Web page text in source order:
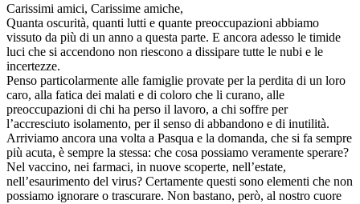
Carissimi amici, Carissime amiche,
Quanta oscurità, quanti lutti e quante preoccupazioni abbiamo
vissuto da più di un anno a questa parte. E ancora adesso le timide
luci che si accendono non riescono a dissipare tutte le nubi e le
incertezze.
Penso particolarmente alle famiglie provate per la perdita di un loro
caro, alla fatica dei malati e di coloro che li curano, alle
preoccupazioni di chi ha perso il lavoro, a chi soffre per
l’accresciuto isolamento, per il senso di abbandono e di inutilità.
Arriviamo ancora una volta a Pasqua e la domanda, che si fa sempre
più acuta, è sempre la stessa: che cosa possiamo veramente sperare?
Nel vaccino, nei farmaci, in nuove scoperte, nell’estate,
nell’esaurimento del virus? Certamente questi sono elementi che non
possiamo ignorare o trascurare. Non bastano, però, al nostro cuore